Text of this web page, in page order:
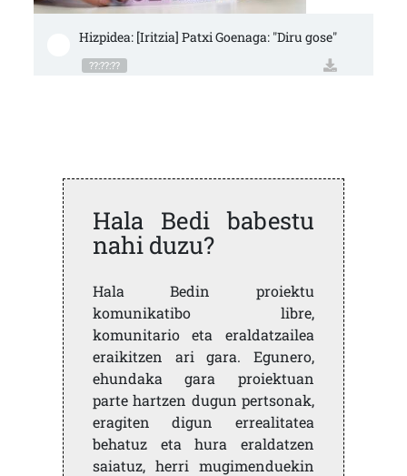
Hizpidea: [Iritzia] Patxi Goenaga: "Diru gose"
??:??:??
Hala Bedi babestu
nahi duzu?
Hala Bedin proiektu
komunikatibo libre,
komunitario eta eraldatzailea
eraikitzen ari gara. Egunero,
ehundaka gara proiektuan
parte hartzen dugun pertsonak,
eragiten digun errealitatea
behatuz eta hura eraldatzen
saiatuz, herri mugimenduekin